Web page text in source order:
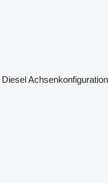
DieselAchsenkonfiguration